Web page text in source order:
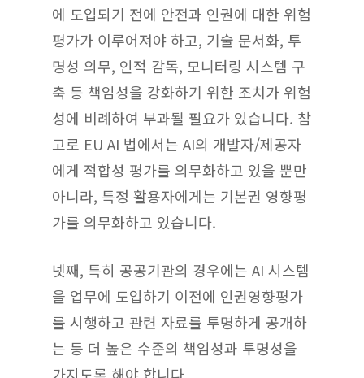
에 도입되기 전에 안전과 인권에 대한 위험
평가가 이루어져야 하고, 기술 문서화, 투
명성 의무, 인적 감독, 모니터링 시스템 구
축 등 책임성을 강화하기 위한 조치가 위험
성에 비례하여 부과될 필요가 있습니다. 참
고로 EU AI 법에서는 AI의 개발자/제공자
에게 적합성 평가를 의무화하고 있을 뿐만
아니라, 특정 활용자에게는 기본권 영향평
가를 의무화하고 있습니다.
넷째, 특히 공공기관의 경우에는 AI 시스템
을 업무에 도입하기 이전에 인권영향평가
를 시행하고 관련 자료를 투명하게 공개하
는 등 더 높은 수준의 책임성과 투명성을